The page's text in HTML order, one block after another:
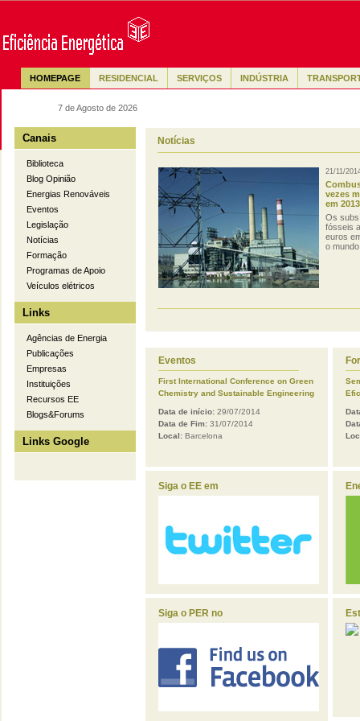
HOMEPAGE RESIDENCIAL SERVIÇOS INDÚSTRIA
7 de Agosto de 2026
Canais
Biblioteca
Blog Opinião
Energias Renováveis
Eventos
Legislação
Notícias
Formação
Programas de Apoio
Veículos elétricos
Links
Agências de Energia
Publicações
Empresas
Instituições
Recursos EE
Blogs&Forums
Links Google
Notícias
21/11/
vezes
em 2013
Os
fósseis
euros
o
Eventos
First International Conference on Green
Chemistry and Sustainable Engineering
Data de início: 29/07/2014
Data de Fim: 31/07/2014
Local: Barcelona
Siga o EE em
Siga o PER no